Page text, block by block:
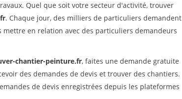
Quel que soit votre secteur d'activité, trouver
. Chaque jour, des milliers de particuliers demandent
en relation avec des particuliers demandeurs
chantier-peinture.fr, faites une demande gratuite
des demandes de devis et trouver des chantiers.
de devis enregistrées depuis les plateformes